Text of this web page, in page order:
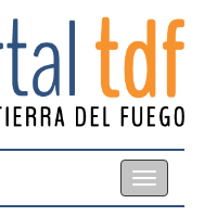
Toggle
navigation